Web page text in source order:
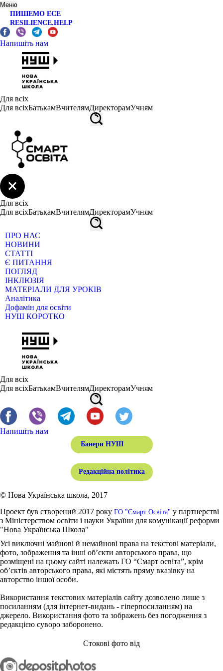
Меню
ПИШЕМО ЕСЕ
RESILIENCE.HELP
Напишіть нам
Для всіх
Для всіхБатькамВчителямДиректорамУчням
Для всіх
Для всіхБатькамВчителямДиректорамУчням
ПРО НАС
НОВИНИ
СТАТТІ
Є ПИТАННЯ
ПОГЛЯД
ІНКЛЮЗІЯ
МАТЕРІАЛИ ДЛЯ УРОКІВ
Аналітика
Дофамін для освіти
НУШ КОРОТКО
Для всіх
Для всіхБатькамВчителямДиректорамУчням
Напишіть нам
Банери НУШ
Редакційна політика
© Нова Українська школа, 2017
Проект був створений 2017 року ГО "Смарт Освіта" у партнерстві
з Міністерством освіти і науки України для комунікації реформи
"Нова Українська Школа"
Усі виключні майнові й немайнові права на текстові матеріали,
фото, зображення та інші об’єкти авторського права, що
розміщені на цьому сайті належать ГО “Смарт освіта”, крім
об’єктів авторського права, які містять пряму вказівку на
авторство іншої особи.
Використання текстових матеріалів сайту дозволено лише з
посиланням (для інтернет-видань - гіперпосиланням) на
джерело. Використання фото та зображень без погодження з
редакцією суворо заборонено.
Стокові фото від